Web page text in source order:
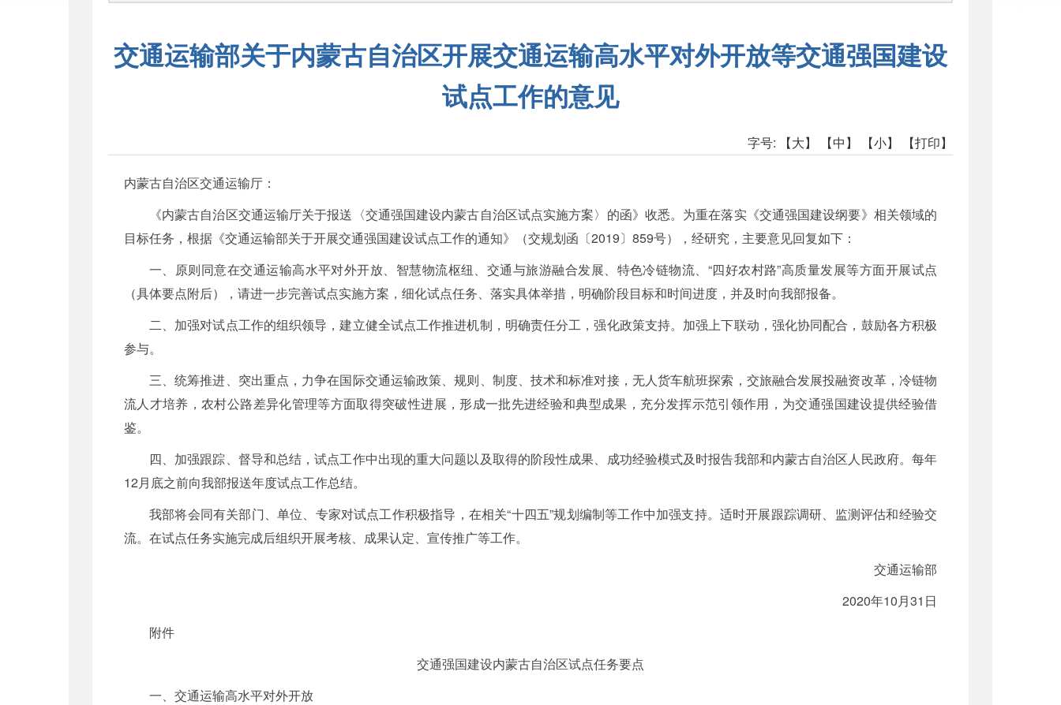
交通运输部关于内蒙古自治区开展交通运输高水平对外开放等交通强国建设
试点工作的意见
字号: 【大】 【中】 【小】 【打印】
内蒙古自治区交通运输厅：
《内蒙古自治区交通运输厅关于报送〈交通强国建设内蒙古自治区试点实施方案〉的函》收悉。为重在落实《交通强国建设纲要》相关领域的
目标任务，根据《交通运输部关于开展交通强国建设试点工作的通知》（交规划函〔2019〕859号），经研究，主要意见回复如下：
一、原则同意在交通运输高水平对外开放、智慧物流枢纽、交通与旅游融合发展、特色冷链物流、“四好农村路”高质量发展等方面开展试点
（具体要点附后），请进一步完善试点实施方案，细化试点任务、落实具体举措，明确阶段目标和时间进度，并及时向我部报备。
二、加强对试点工作的组织领导，建立健全试点工作推进机制，明确责任分工，强化政策支持。加强上下联动，强化协同配合，鼓励各方积极
参与。
三、统筹推进、突出重点，力争在国际交通运输政策、规则、制度、技术和标准对接，无人货车航班探索，交旅融合发展投融资改革，冷链物
流人才培养，农村公路差异化管理等方面取得突破性进展，形成一批先进经验和典型成果，充分发挥示范引领作用，为交通强国建设提供经验借
鉴。
四、加强跟踪、督导和总结，试点工作中出现的重大问题以及取得的阶段性成果、成功经验模式及时报告我部和内蒙古自治区人民政府。每年
12月底之前向我部报送年度试点工作总结。
我部将会同有关部门、单位、专家对试点工作积极指导，在相关“十四五”规划编制等工作中加强支持。适时开展跟踪调研、监测评估和经验交
流。在试点任务实施完成后组织开展考核、成果认定、宣传推广等工作。
交通运输部
2020年10月31日
附件
交通强国建设内蒙古自治区试点任务要点
一、交通运输高水平对外开放